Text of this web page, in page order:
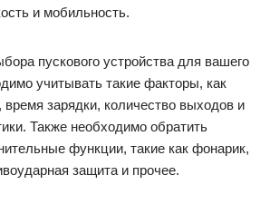
и мобильность.
пускового устройства для вашего
учитывать такие факторы, как
зарядки, количество выходов и
Также необходимо обратить
функции, такие как фонарик,
защита и прочее.